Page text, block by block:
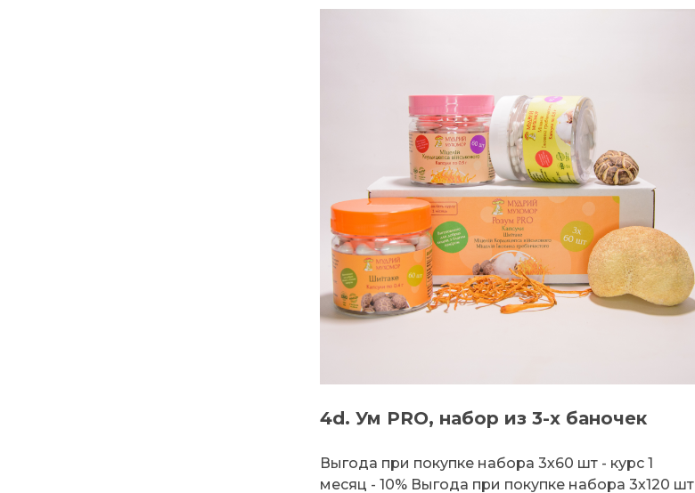
4d. Ум PRO, набор из 3-х баночек
Выгода при покупке набора 3х60 шт - курс 1
месяц - 10% Выгода при покупке набора 3х120 шт